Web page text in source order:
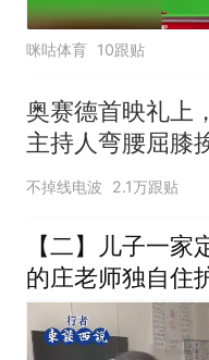
咪咕体育 10跟贴
奥赛德首映礼上
主持人弯腰屈膝
好莱坞明星
不掉线电波 2.1万跟贴
【二】儿子一
的庄老师独自住